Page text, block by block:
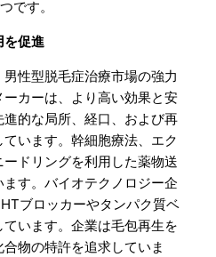
です。
を促進
性型脱毛症治療市場の強力
カーは、より高い効果と安
的な局所、経口、および再
います。幹細胞療法、エク
ドリングを利用した薬物送
す。バイオテクノロジー企
ブロッカーやタンパク質ベ
います。企業は毛包再生を
物の特許を追求していま